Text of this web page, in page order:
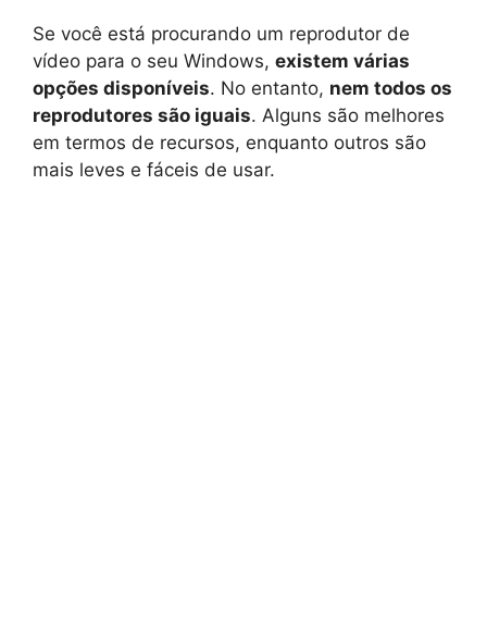
Se você está procurando um reprodutor de
vídeo para o seu Windows, existem várias
opções disponíveis. No entanto, nem todos os
reprodutores são iguais. Alguns são melhores
em termos de recursos, enquanto outros são
mais leves e fáceis de usar.